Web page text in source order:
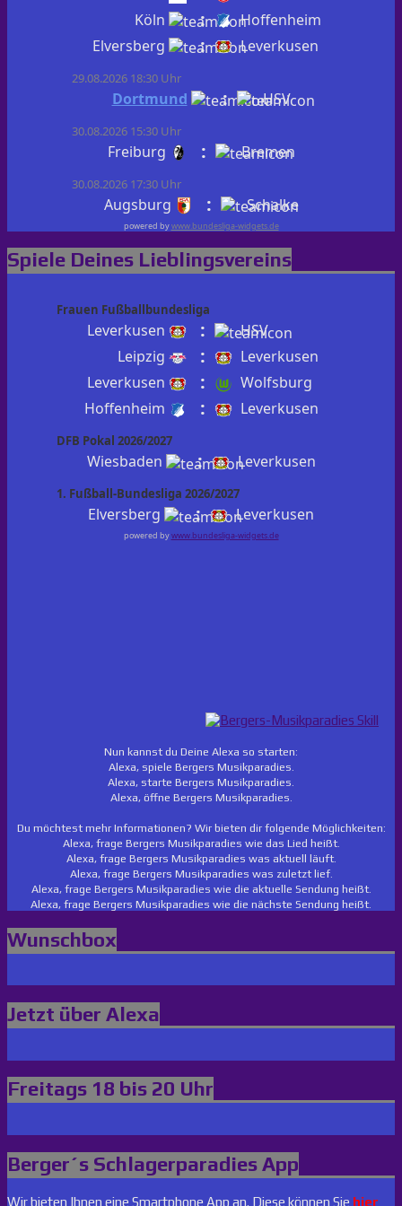
Köln
:
Hoffenheim
Elversberg
: Leverkusen
29.08.2026 18:30 Uhr
Dortmund : HSV
30.08.2026 15:30 Uhr
Freiburg : Bremen
30.08.2026 17:30 Uhr
Augsburg : Schalke
powered bywww.bundesliga-widgets.de
Spiele Deines Lieblingsvereins
Frauen Fußballbundesliga
Leverkusen :
HSV
Leipzig
:
Leverkusen
Leverkusen
:
Wolfsburg
Hoffenheim
: Leverkusen
DFB Pokal 2026/2027
Wiesbaden : Leverkusen
1. Fußball-Bundesliga 2026/2027
Elversberg : Leverkusen
powered bywww.bundesliga-widgets.de
Nun kannst du Deine Alexa so starten:
Alexa, spiele Bergers Musikparadies.
Alexa, starte Bergers Musikparadies.
Alexa, öffne Bergers Musikparadies.
Du möchtest mehr Informationen? Wir bieten dir folgende Möglichkeiten:
Alexa, frage Bergers Musikparadies wie das Lied heißt.
Alexa, frage Bergers Musikparadies was aktuell läuft.
Alexa, frage Bergers Musikparadies was zuletzt lief.
Alexa, frage Bergers Musikparadies wie die aktuelle Sendung heißt.
Alexa, frage Bergers Musikparadies wie die nächste Sendung heißt.
Wunschbox
Jetzt über Alexa
Freitags 18 bis 20 Uhr
Berger´s Schlagerparadies App
Wir bieten Ihnen eine Smartphone App an. Diese können Sie hier